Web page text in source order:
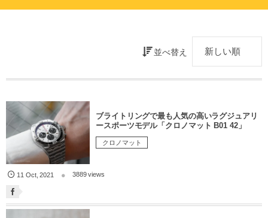
並べ替え
ブライトリングで最も人気の高いラグジュアリ
ースポーツモデル「クロノマット B01 42」
クロノマット
11 Oct,2021 3889 views